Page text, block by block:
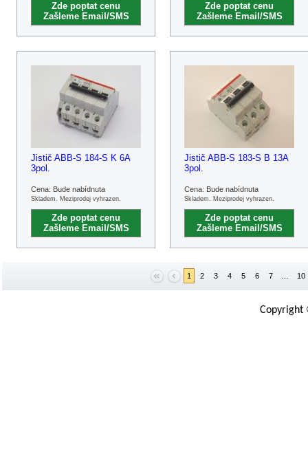
Zde poptat cenu
Zašleme Email/SMS
Zde poptat cenu
Zašleme Email/SMS
Jistič ABB-S 184-S K 6A
3pol.
Cena: Bude nabídnuta
Skladem. Meziprodej vyhrazen.
Zde poptat cenu
Zašleme Email/SMS
Jistič ABB-S 183-S B 13A
3pol.
Cena: Bude nabídnuta
Skladem. Meziprodej vyhrazen.
Zde poptat cenu
Zašleme Email/SMS
1 2 3 4 5 6 7 10
Copyright